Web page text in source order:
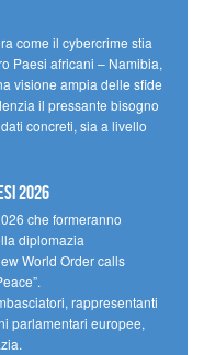
come il cybercrime stia
Paesi africani – Namibia,
visione ampia delle sfide
il pressante bisogno
concreti, sia a livello
2026
che formeranno
diplomazia
World Order calls
rappresentanti
parlamentari europee,